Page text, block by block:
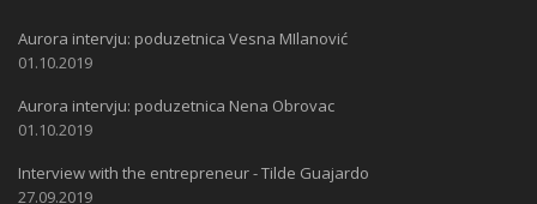
Aurora intervju: poduzetnica Vesna MIlanović
01.10.2019
Aurora intervju: poduzetnica Nena Obrovac
01.10.2019
Interview with the entrepreneur - Tilde Guajardo
27.09.2019